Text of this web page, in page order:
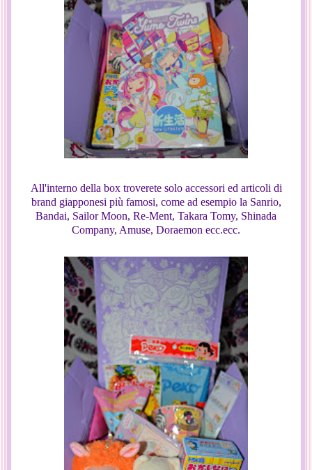
All'interno della box troverete solo accessori ed articoli di
brand giapponesi più famosi, come ad esempio la Sanrio,
Bandai, Sailor Moon, Re-Ment, Takara Tomy, Shinada
Company, Amuse, Doraemon ecc.ecc.